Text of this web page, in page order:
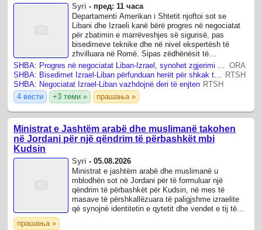
Syri - пред: 11 часа
Departamenti Amerikan i Shtetit njoftoi sot se
Libani dhe Izraeli kanë bërë progres në negociatat
për zbatimin e marrëveshjes së sigurisë, pas
bisedimeve teknike dhe në nivel ekspertësh të
zhvilluara në Romë. Sipas zëdhënësit të
Departamentit Amerikan të Shtetit, palët janë ...
SHBA: Progres në negociatat Liban-Izrael, synohet zgjerimi i zonave pilot ORA
SHBA: Bisedimet Izrael-Liban përfunduan herët për shkak të ngjarjeve në terren RTSH
SHBA: Negociatat Izrael-Liban vazhdojnë deri të enjten RTSH
4 вести
+3 теми » прашања »
Ministrat e Jashtëm arabë dhe muslimanë takohen
në Jordani për një qëndrim të përbashkët mbi
Kudsin
Syri -05.08.2026
Ministrat e jashtëm arabë dhe muslimanë u
mblodhën sot në Jordani për të formuluar një
qëndrim të përbashkët për Kudsin, në mes të
masave të përshkallëzuara të paligjshme izraelite
që synojnë identitetin e qytetit dhe vendet e tij të
прашања »